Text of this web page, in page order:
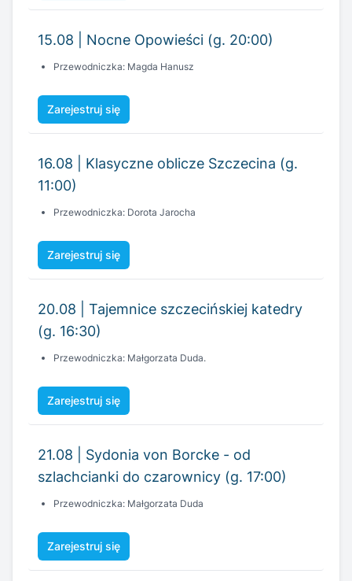
Zarejestruj się
11:00)
Zarejestruj się
(g. 16:30)
Zarejestruj się
szlachcianki do czarownicy (g. 17:00)
Zarejestruj się
Zadumy (g. 11:00)